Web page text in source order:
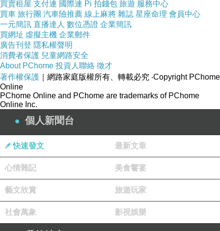
MACA蠻哥力源錠（90粒裝食品）的特色：
1. 本產品是秘魯CIFARMA廠為開發MACA的原發廠， MACAANDINA
為該廠專有的品種，並將MACAANDINA存於種子銀行，為確保品種純
正及品質保證。
2. 每一批原料出品，均作一份品質檢驗報告以控管品質，對PROTEINE
含量仍高達19?65292;是所有MACA品種中含量最高，且氣候，土壤，
男女老少增強體力。 天然植物製成，含有充足的蛋白質與必需胺基酸，
維生素及礦物質等營養素，小孩及懷孕婦女均可食用，無任何副作用。
買賣租屋 支付連 國際連 Pi 拍錢包 旅遊 服務中心
買車 旅行團 汽車險推薦 線上麻將 雜誌 星座命理 會員中心
一元簡訊 直播達人 數位憑證 企業簡訊
買網址 虛擬主機 企業郵件
廣告刊登 隱私權聲明
消費者保護 兒童網路安全
About PChome 投資人聯絡 徵才
著作權保護 ｜網路家庭版權所有、轉載必究 ‧Copyright PChome
Online
PChome Online and PChome are trademarks of PChome
Online Inc.
個人新聞台
快速發文 最新文章
心情雜記 美食饗宴
藝文欣賞 旅遊玩家
社會萬象 影視娛樂